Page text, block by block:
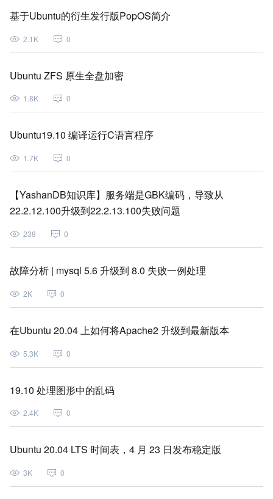
基于Ubuntu的衍生发行版PopOS简介
2.1K 0
Ubuntu ZFS 原生全盘加密
1.8K 0
Ubuntu19.10 编译运行C语言程序
1.7K 0
【YashanDB知识库】服务端是GBK编码，导致从
22.2.12.100升级到22.2.13.100失败问题
238 0
故障分析 | mysql 5.6 升级到 8.0 失败一例处理
2K 0
在Ubuntu 20.04 上如何将Apache2 升级到最新版本
5.3K 0
19.10 处理图形中的乱码
2.4K 0
Ubuntu 20.04 LTS 时间表，4 月 23 日发布稳定版
3K 0